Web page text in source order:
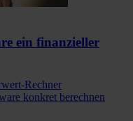
ein finanzieller
Rechner
konkret berechnen